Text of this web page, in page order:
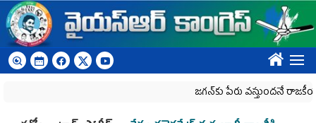
Skip to main content
????
జగన్‌కు పేరు వస్తుందనే రాజకీయ కక్షతో
You are here